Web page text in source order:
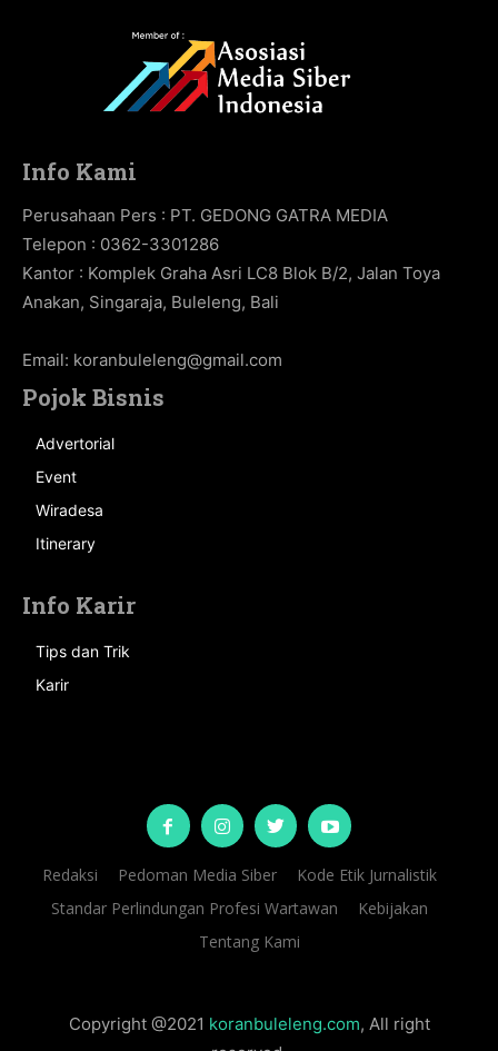
Info Kami
Perusahaan Pers : PT. GEDONG GATRA MEDIA
Telepon : 0362-3301286
Kantor : Komplek Graha Asri LC8 Blok B/2, Jalan Toya
Anakan, Singaraja, Buleleng, Bali
Email: koranbuleleng@gmail.com
Pojok Bisnis
Advertorial
Event
Wiradesa
Itinerary
Info Karir
Tips dan Trik
Karir
Redaksi Pedoman Media Siber
Kode Etik Jurnalistik
Standar Perlindungan Profesi Wartawan
Kebijakan
Tentang Kami
Copyright @2021 koranbuleleng.com, All right